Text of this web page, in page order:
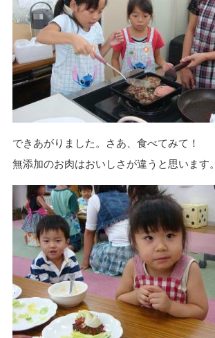
できあがりました。さあ、食べてみて！
無添加のお肉はおいしさが違うと思います。